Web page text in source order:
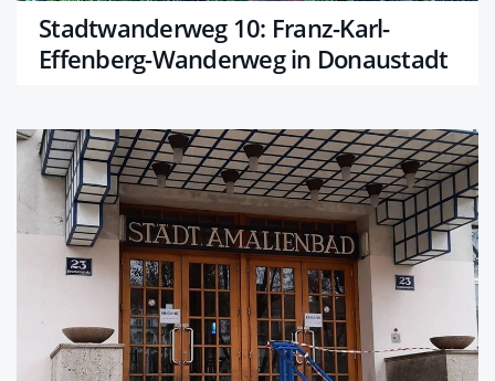
Stadtwanderweg 10: Franz-Karl-
Effenberg-Wanderweg in Donaustadt